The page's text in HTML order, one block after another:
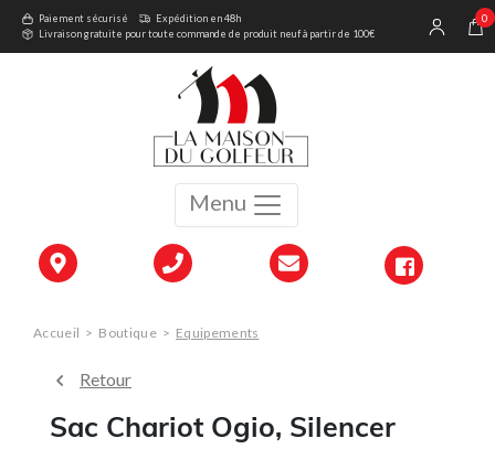
Menu
Paiement sécurisé
Expédition en 48h
Livraison gratuite pour toute commande de produit neuf à partir de 100€
0
Accueil > Boutique > Equipements
Retour
Sac Chariot Ogio, Silencer